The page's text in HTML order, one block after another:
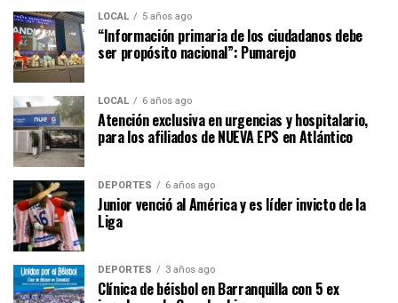
LOCAL 5 años ago
“Información primaria de los ciudadanos debe
ser propósito nacional”: Pumarejo
LOCAL 6 años ago
Atención exclusiva en urgencias y hospitalario,
para los afiliados de NUEVA EPS en Atlántico
DEPORTES 6 años ago
Junior venció al América y es líder invicto de la
Liga
DEPORTES 3 años ago
Clínica de béisbol en Barranquilla con 5 ex